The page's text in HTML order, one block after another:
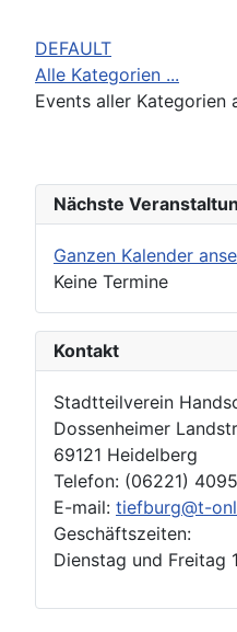
DEFAULT
Alle Kategorien ...
Events aller Kategorien
Nächste
Ganzen Kalender
Keine Termine
Kontakt
Stadtteilverein
Dossenheimer
69121 Heidelberg
Telefon: (06221)
E-mail: tiefburg@t-
Geschäftszeiten:
Dienstag und Freitag